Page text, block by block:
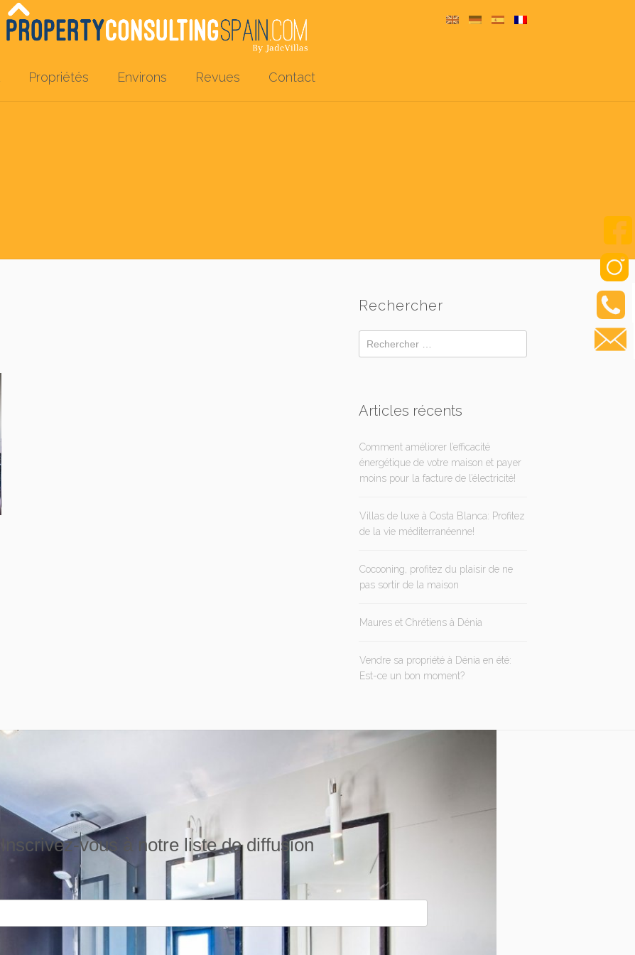
Propriétés Environs Revues Contact
Rechercher
Articles récents
Comment améliorer l’efficacité
énergétique de votre maison et payer
moins pour la facture de l’électricité!
Villas de luxe à Costa Blanca: Profitez
de la vie méditerranéenne!
Cocooning, profitez du plaisir de ne
pas sortir de la maison
Maures et Chrétiens à Dénia
Vendre sa propriété à Dénia en été:
Est-ce un bon moment?
Inscrivez-vous à notre liste de diffusion